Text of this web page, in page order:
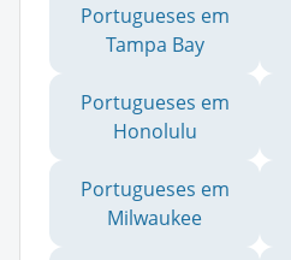
Portugueses em
Tampa Bay
Portugueses em
Honolulu
Portugueses em
Milwaukee